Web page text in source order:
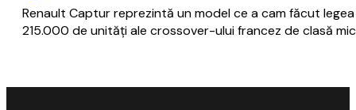
Renault Captur reprezintă un model ce a cam făcut
215.000 de unități ale crossover-ului francez de clasă